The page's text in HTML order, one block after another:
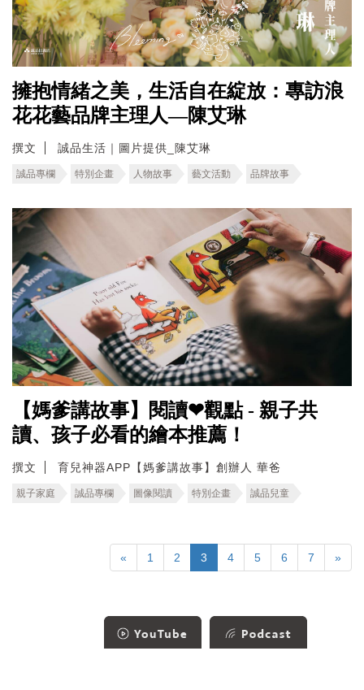
擁抱情緒之美，生活自在綻放：專訪浪
花花藝品牌主理人—陳艾琳
撰文 誠品生活｜圖片提供_陳艾琳
誠品專欄 特別企畫 人物故事 藝文活動 品牌故事
【媽爹講故事】閱讀❤觀點 - 親子共
讀、孩子必看的繪本推薦！
撰文 育兒神器APP【媽爹講故事】創辦人 華爸
親子家庭 誠品專欄 圖像閱讀 特別企畫 誠品兒童
« 1 2 3 4 5 6 7 »